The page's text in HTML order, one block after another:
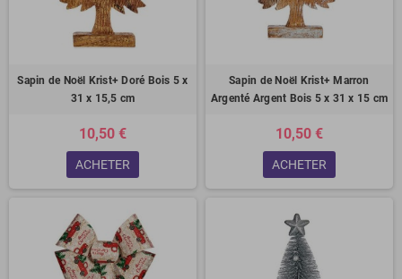
Sapin de Noël Krist+ Doré Bois 5 x
31 x 15,5 cm
10,50 €
ACHETER
Sapin de Noël Krist+ Marron
Argenté Argent Bois 5 x 31 x 15 cm
10,50 €
ACHETER